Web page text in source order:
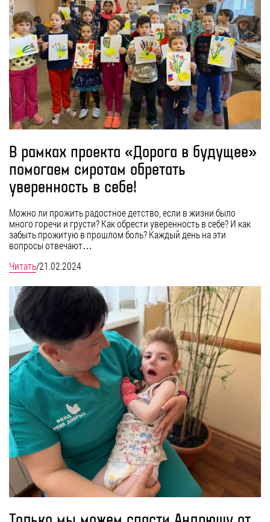
В рамках проекта «Дорога в будущее»
помогаем сиротам обретать
уверенность в себе!
Можно ли прожить радостное детство, если в жизни было
много горечи и грусти? Как обрести уверенность в себе? И как
забыть прожитую в прошлом боль? Каждый день на эти
вопросы отвечают…
Читать/21.02.2024